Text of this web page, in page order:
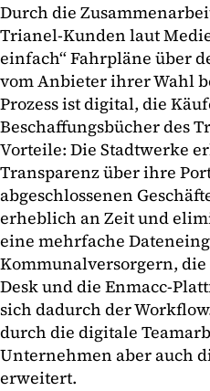
Durch die
Trianel-Kunden laut
einfach“ Fahrpläne über
vom Anbieter ihrer Wahl
Prozess ist digital, die
Beschaffungsbücher des
Vorteile: Die Stadtwerke
Transparenz über ihre
abgeschlossenen
erheblich an Zeit und
eine mehrfache
Kommunalversorgern,
Desk und die Enmacc-
sich dadurch der
durch die digitale
Unternehmen aber auch
erweitert.